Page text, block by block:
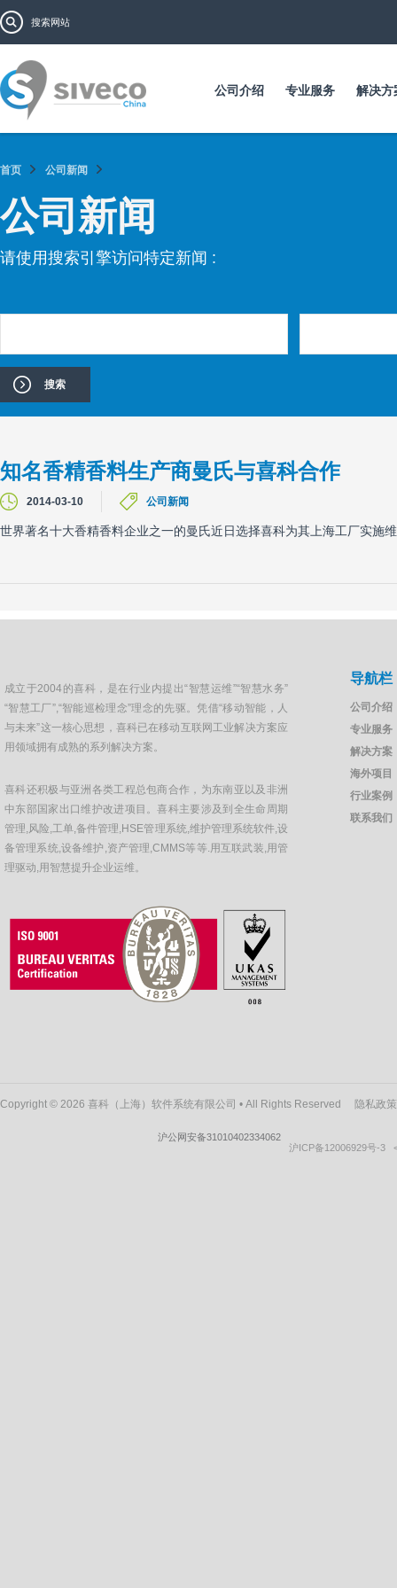
到
要
内
搜索表单
公司介绍 专业服务 解决方
首页 公司新闻
公司新闻
请使用搜索引擎访问特定新闻 :
知名香精香料生产商曼氏与喜科合作
2014-03-10 公司新闻
世界著名十大香精香料企业之一的曼氏近日选择喜科为其上海工厂实施
成立于2004的喜科，是在行业内提出“智慧运维”“智慧水务”
“智慧工厂”,“智能巡检理念”理念的先驱。凭借“移动智能，人
与未来”这一核心思想，喜科已在移动互联网工业解决方案应
用领域拥有成熟的系列解决方案。
喜科还积极与亚洲各类工程总包商合作，为东南亚以及非洲
中东部国家出口维护改进项目。喜科主要涉及到全生命周期
管理,风险,工单,备件管理,HSE管理系统,维护管理系统软件,设
备管理系统,设备维护,资产管理,CMMS等等.用互联武装,用管
理驱动,用智慧提升企业运维。
导航栏
公司介绍
专业服务
解决方案
海外项目
行业案例
联系我们
Copyright © 2026 喜科（上海）软件系统有限公司 • All Rights Reserved 隐私政策
沪ICP备12006929号-3
沪公网安备31010402334062